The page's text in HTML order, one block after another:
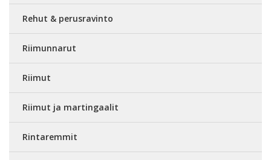
Rehut & perusravinto
Riimunnarut
Riimut
Riimut ja martingaalit
Rintaremmit